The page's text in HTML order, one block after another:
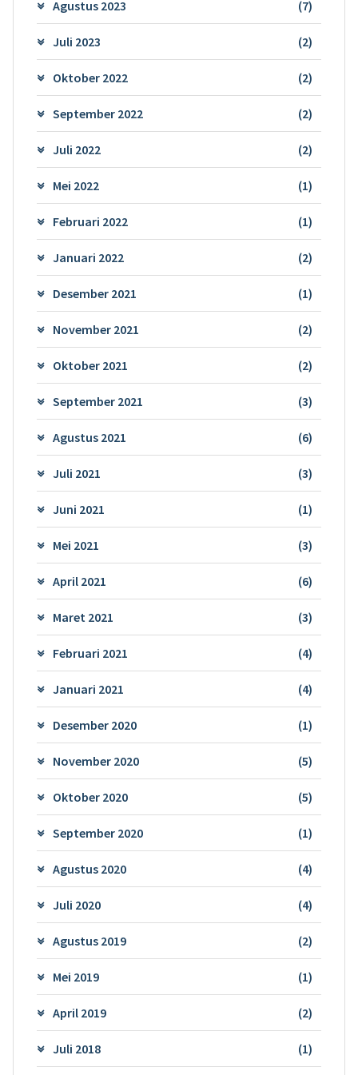
Agustus 2023 (7)
Juli 2023 (2)
Oktober 2022 (2)
September 2022 (2)
Juli 2022 (2)
Mei 2022 (1)
Februari 2022 (1)
Januari 2022 (2)
Desember 2021 (1)
November 2021 (2)
Oktober 2021 (2)
September 2021 (3)
Agustus 2021 (6)
Juli 2021 (3)
Juni 2021 (1)
Mei 2021 (3)
April 2021 (6)
Maret 2021 (3)
Februari 2021 (4)
Januari 2021 (4)
Desember 2020 (1)
November 2020 (5)
Oktober 2020 (5)
September 2020 (1)
Agustus 2020 (4)
Juli 2020 (4)
Agustus 2019 (2)
Mei 2019 (1)
April 2019 (2)
Juli 2018 (1)